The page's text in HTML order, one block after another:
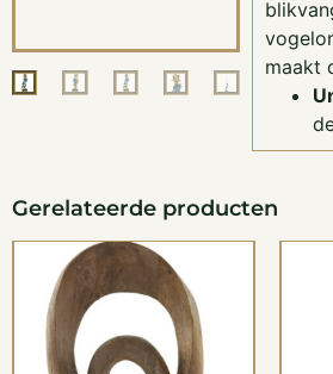
maakt
Gerelateerde producten